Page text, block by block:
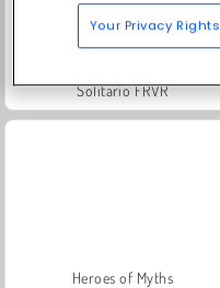
Solitario FRVR
Heroes of Myths
Your Privacy Rights